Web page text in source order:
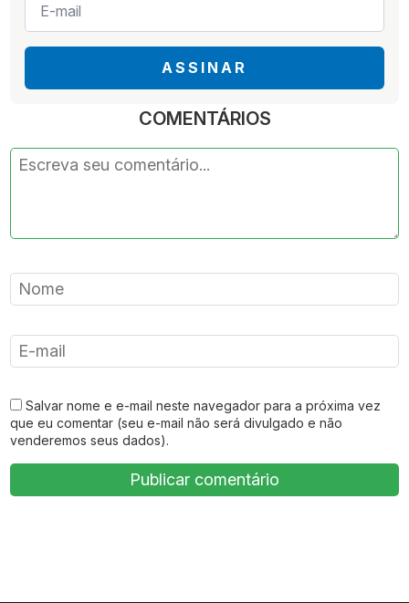
mail
ASSINAR
COMENTÁRIOS
Salvar nome e e-mail neste navegador para a próxima vez
que eu comentar (seu e-mail não será divulgado e não
venderemos seus dados).